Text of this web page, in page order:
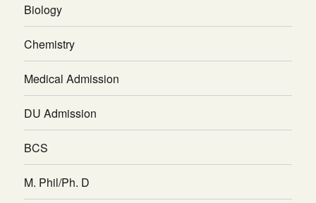
Biology
Chemistry
Medical Admission
DU Admission
BCS
M. Phil/Ph. D